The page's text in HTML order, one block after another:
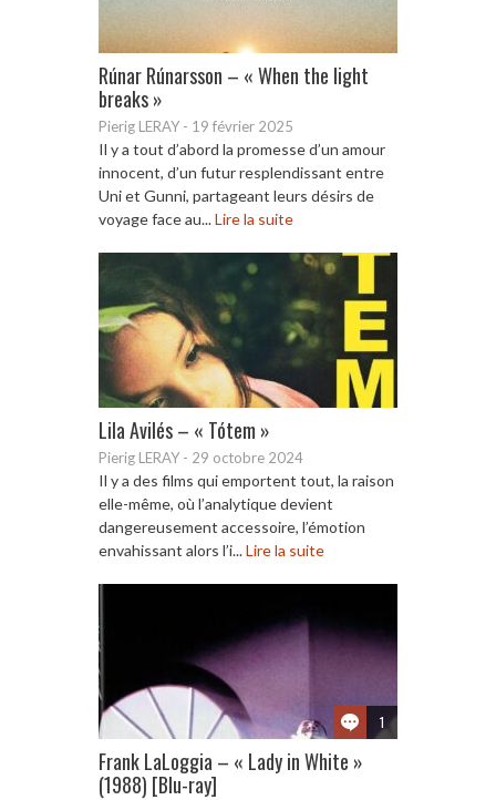
Rúnar Rúnarsson – « When the light
breaks »
Pierig LERAY - 19 février 2025
Il y a tout d’abord la promesse d’un amour
innocent, d’un futur resplendissant entre
Uni et Gunni, partageant leurs désirs de
voyage face au...Lire la suite
Lila Avilés – « Tótem »
Pierig LERAY - 29 octobre 2024
Il y a des films qui emportent tout, la raison
elle-même, où l’analytique devient
dangereusement accessoire, l’émotion
envahissant alors l’i...Lire la suite
1
Frank LaLoggia – « Lady in White »
(1988) [Blu-ray]